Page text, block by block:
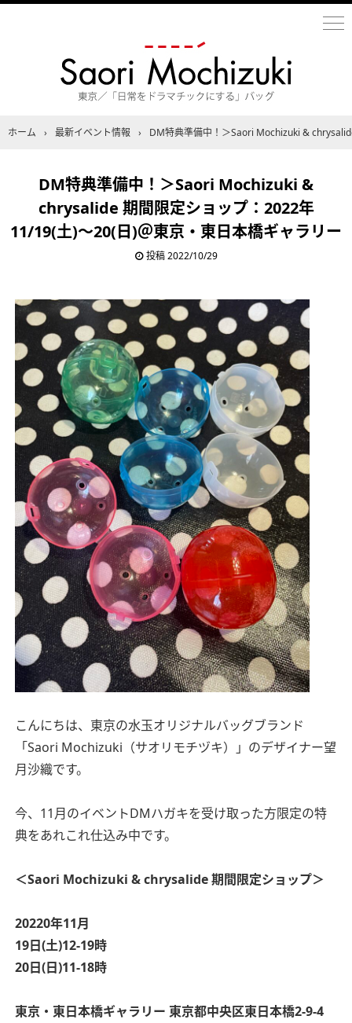
ホーム › 最新イベント情報 › DM特典準備中！＞Saori Mochizuki &
DM特典準備中！＞Saori Mochizuki &
chrysalide 期間限定ショップ：2022年
11/19(土)〜20(日)＠東京・東日本橋ギャラリー
投稿2022/10/29
こんにちは、東京の水玉オリジナルバッグブランド
「Saori Mochizuki（サオリモチヅキ）」のデザイナー望
月沙織です。
今、11月のイベントDMハガキを受け取った方限定の特
典をあれこれ仕込み中です。
＜Saori Mochizuki & chrysalide 期間限定ショップ＞
20220年11月
19日(土)12-19時
20日(日)11-18時
東京・東日本橋ギャラリー 東京都中央区東日本橋2-9-4